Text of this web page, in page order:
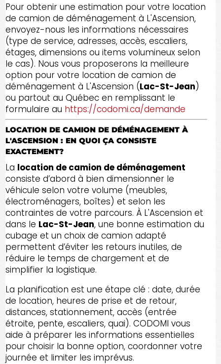
Pour obtenir une estimation pour votre location
de camion de déménagement à L'Ascension,
envoyez-nous les informations nécessaires
(type de service, adresses, accès, escaliers,
étages, dimensions ou items volumineux selon
le cas). Nous vous proposerons la meilleure
option pour votre location de camion de
déménagement à L'Ascension (Lac-St-Jean)
ou partout au Québec en remplissant le
formulaire au https://codomi.ca/demande
LOCATION DE CAMION DE DÉMÉNAGEMENT À
L'ASCENSION : EN QUOI ÇA CONSISTE
EXACTEMENT?
La location de camion de déménagement
consiste d’abord à bien dimensionner le
véhicule selon votre volume (meubles,
électroménagers, boîtes) et selon les
contraintes de votre parcours. À L'Ascension et
dans le Lac-St-Jean, une bonne estimation du
cubage et un choix de camion adapté
permettent d’éviter les retours inutiles, de
réduire le temps de chargement et de
simplifier la logistique.
La planification est une étape clé : date, durée
de location, heures de prise et de retour,
distances, stationnement, accès (entrée
étroite, pente, escaliers, quai). CODOMI vous
aide à préparer les informations essentielles
pour choisir la bonne option, coordonner votre
journée et limiter les imprévus.